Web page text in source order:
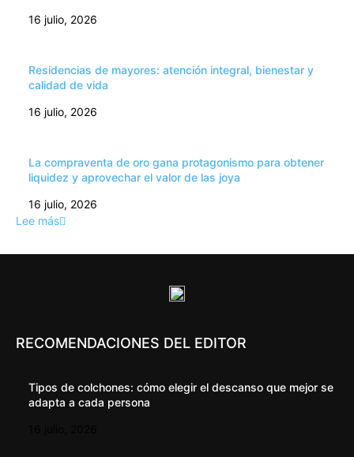
16 julio, 2026
Residencias de mayores: atención integral, bienestar y
calidad de vida
16 julio, 2026
La compraventa de oro gana protagonismo para obtener
liquidez y aprovechar el valor de las joya
16 julio, 2026
Lee más
RECOMENDACIONES DEL EDITOR
Tipos de colchones: cómo elegir el descanso que mejor se
adapta a cada persona